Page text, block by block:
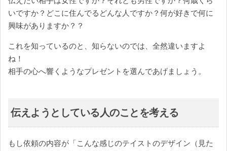
いですか？どこに住んでるどんな人ですか？何が好きで何に
興味がありますか？？
これを知っているのと、知らないのでは、全然違いますよ
ね！
相手の心へ響くようなプレゼントを選んであげましょう。
伝えようとしている人のことを考える
もし依頼の内容が「こんな感じのテイストのデザイン（見た